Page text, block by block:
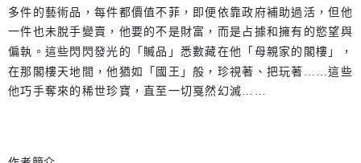
多件的藝術品，每件都價值不菲，即便依靠政府補助過活，但他
一件也未脫手變賣，他要的不是財富，而是占據和擁有的慾望與
偏執。這些閃閃發光的「贓品」悉數藏在他「母親家的閣樓」，
在那閣樓天地間，他猶如「國王」般，珍視著、把玩著……這些
他巧手奪來的稀世珍寶，直至一切戛然幻滅……